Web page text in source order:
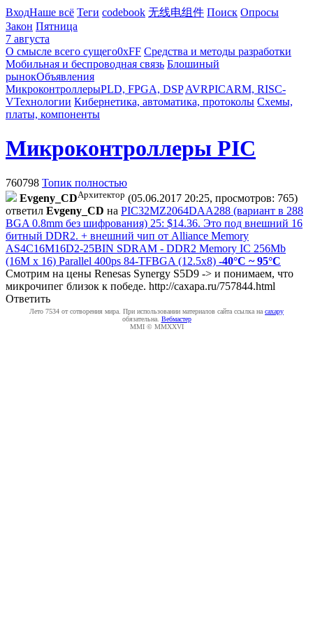
ВходНаше всё Теги codebook 无线电组件 Поиск Опросы
Закон Пятница
7 августа
О смысле всего сущего0xFF Средства и методы разработки
Мобильная и беспроводная связь Блошиный
рынокОбъявления
МикроконтроллерыPLD, FPGA, DSP AVRPICARM, RISC-
VТехнологии Кибернетика, автоматика, протоколы Схемы,
платы, компоненты
Микроконтроллеры PIC
760798 Топик полностью
Evgeny_CDАрхитектор (05.06.2017 20:25, просмотров: 765)
ответил Evgeny_CD на PIC32MZ2064DAA288 (вариант в 288
BGA 0.8mm без шифрования) 25: $14.36. Это под внешний 16
битный DDR2. + внешний чип от Alliance Memory
AS4C16M16D2-25BIN SDRAM - DDR2 Memory IC 256Mb
(16M x 16) Parallel 400ps 84-TFBGA (12.5x8) -40°C ~ 95°C
Смотрим на цены Renesas Synergy S5D9 -> и понимаем, что
микрочипег близок к победе. http://caxapa.ru/757844.html
Ответить
Лето 7534 от сотворения мира. При использовании материалов сайта ссылка на caxapу
обязательна. Вебмастер
MMI © MMXXVI